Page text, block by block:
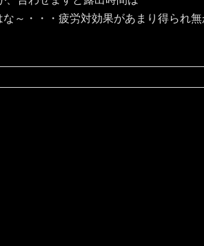
～・・・疲労対効果があまり得られ